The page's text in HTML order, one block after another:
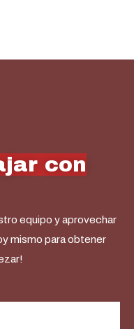
con
equipo y aprovechar
mismo para obtener